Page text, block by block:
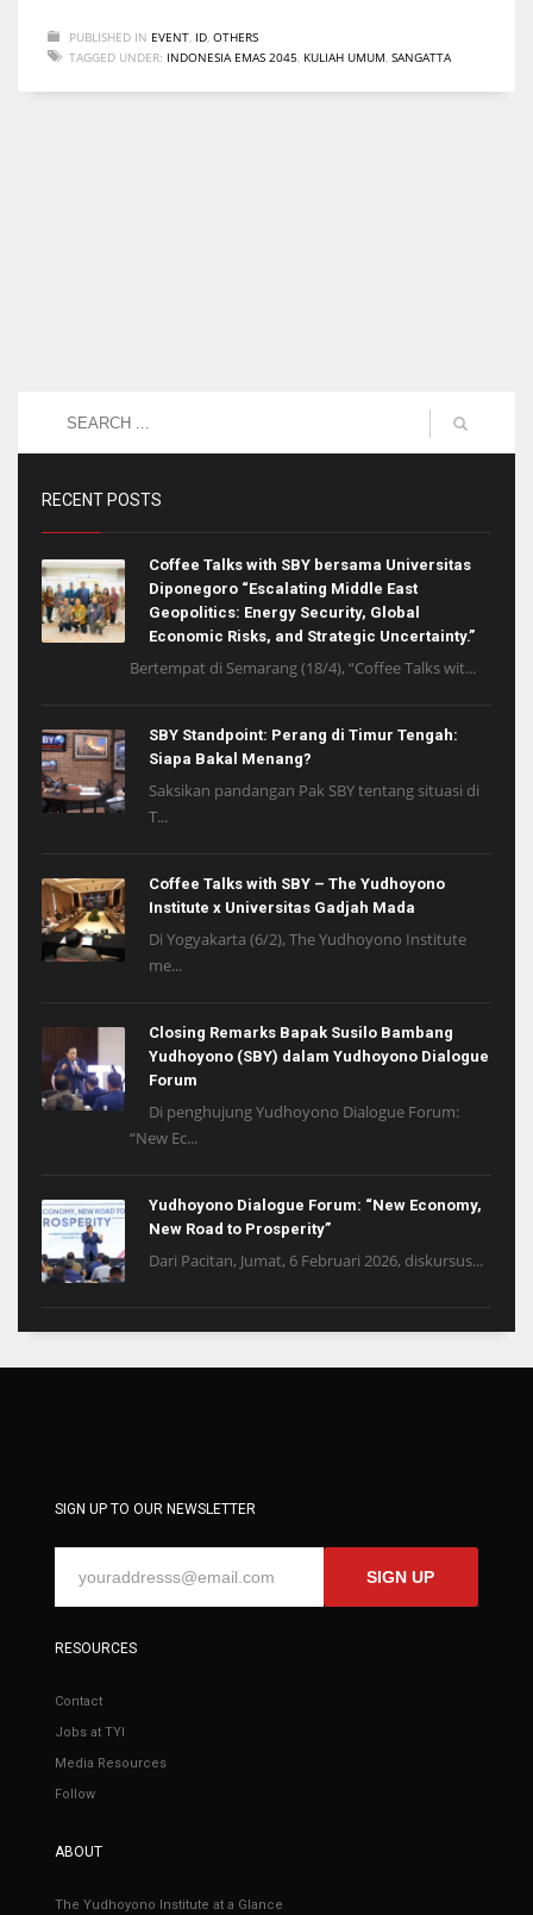
PUBLISHED IN EVENT ID OTHERS
TAGGED UNDER: INDONESIA EMAS 2045 KULIAH UMUM SANGATTA
RECENT POSTS
Coffee Talks with SBY bersama Universitas
Diponegoro “Escalating Middle East
Geopolitics: Energy Security, Global
Economic Risks, and Strategic Uncertainty.”
Bertempat di Semarang (18/4), “Coffee Talks wit...
SBY Standpoint: Perang di Timur Tengah:
Siapa Bakal Menang?
Saksikan pandangan Pak SBY tentang situasi di
T...
Coffee Talks with SBY – The Yudhoyono
Institute x Universitas Gadjah Mada
Di Yogyakarta (6/2), The Yudhoyono Institute
me...
Closing Remarks Bapak Susilo Bambang
Yudhoyono (SBY) dalam Yudhoyono Dialogue
Forum
Di penghujung Yudhoyono Dialogue Forum:
“New Ec...
Yudhoyono Dialogue Forum: “New Economy,
New Road to Prosperity”
Dari Pacitan, Jumat, 6 Februari 2026, diskursus...
SIGN UP TO OUR NEWSLETTER
SIGN UP
RESOURCES
Contact
Jobs at TYI
Media Resources
Follow
ABOUT
The Yudhoyono Institute at a Glance